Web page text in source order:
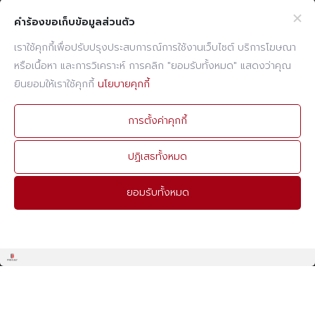
ข้อมูลเว็บไซต์
นโยบาย CCTV
นโยบายคุกกี้
นโยบายความคุ้มครองข้อมูลส่วนบุคคล
ติดต่อเรา
02 960 1380-9
02 960 1394
คำร้องขอเก็บข้อมูลส่วนตัว
เราใช้คุกกี้เพื่อปรับปรุงประสบการณ์การใช้งานเว็บไซต์ บริการโฆษณา
หรือเนื้อหา และการวิเคราะห์ การคลิก "ยอมรับทั้งหมด" แสดงว่าคุณ
ยินยอมให้เราใช้คุกกี้ นโยบายคุกกี้
การตั้งค่าคุกกี้
ปฏิเสธทั้งหมด
ยอมรับทั้งหมด